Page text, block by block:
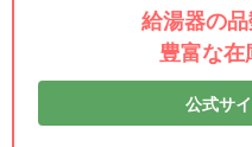
給湯器の
豊富な在
公式サ